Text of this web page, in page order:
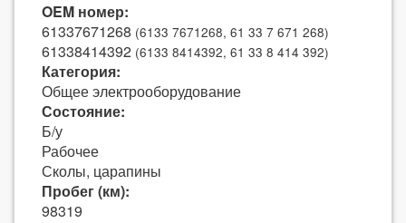
OEM номер:
61337671268 (6133 7671268, 61 33 7 671 268)
61338414392 (6133 8414392, 61 33 8 414 392)
Категория:
Общее электрооборудование
Состояние:
Б/у
Рабочее
Сколы, царапины
Пробег (км):
98319